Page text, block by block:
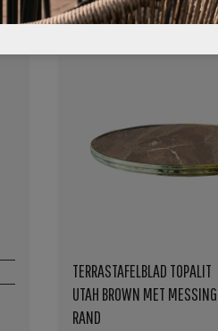
TERRASTAFELBLAD TOPALIT
UTAH BROWN MET MESSING
RAND